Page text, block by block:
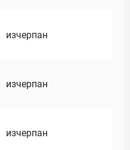
изчерпан
изчерпан
изчерпан